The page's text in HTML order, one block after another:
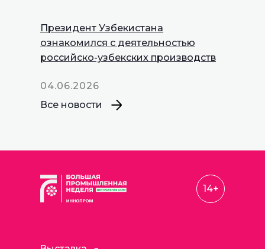
Президент Узбекистана
ознакомился с деятельностью
российско-узбекских производств
04.06.2026
Все новости
14+
INNOPROM
Talks